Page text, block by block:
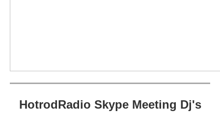
HotrodRadio Skype Meeting Dj's